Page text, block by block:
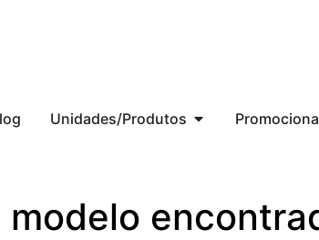
Unidades/Produtos
modelo